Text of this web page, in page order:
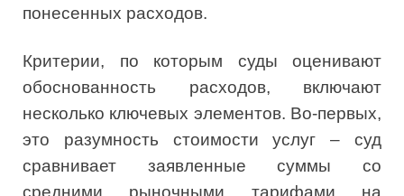
понесенных расходов.
Критерии, по которым суды оценивают
обоснованность расходов, включают
несколько ключевых элементов. Во-первых,
это разумность стоимости услуг – суд
сравнивает заявленные суммы со